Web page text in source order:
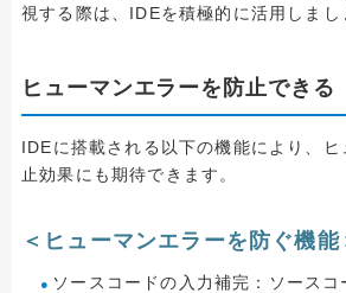
視する際は、IDEを積極的に活用しまし
ヒューマンエラーを防止できる
IDEに搭載される以下の機能により、
止効果にも期待できます。
＜ヒューマンエラーを防ぐ機能
ソースコードの入力補完：ソースコ